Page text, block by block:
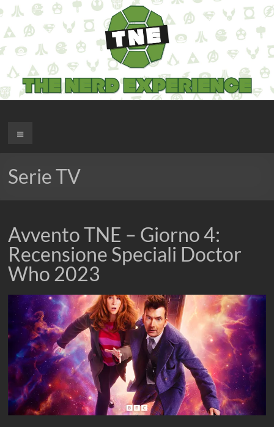
Salta
al
contenuto
The Nerd Experience
Menu
Serie TV
Avvento TNE – Giorno 4:
Recensione Speciali Doctor
Who 2023